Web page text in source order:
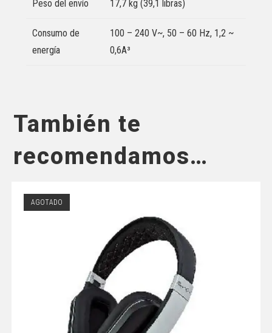
Peso del envío 17,7 kg (39,1 libras)
Consumo de
energía
100 – 240 V~, 50 – 60 Hz, 1,2 ~
0,6A³
También te
recomendamos…
AGOTADO